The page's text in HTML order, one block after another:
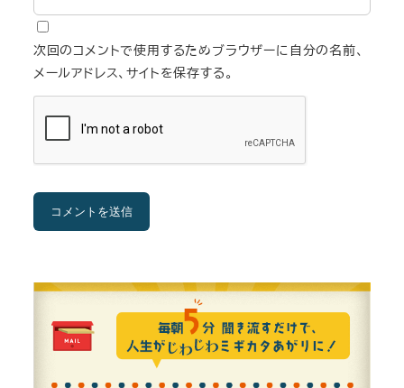
次回のコメントで使用するためブラウザーに自分の名前、
メールアドレス、サイトを保存する。